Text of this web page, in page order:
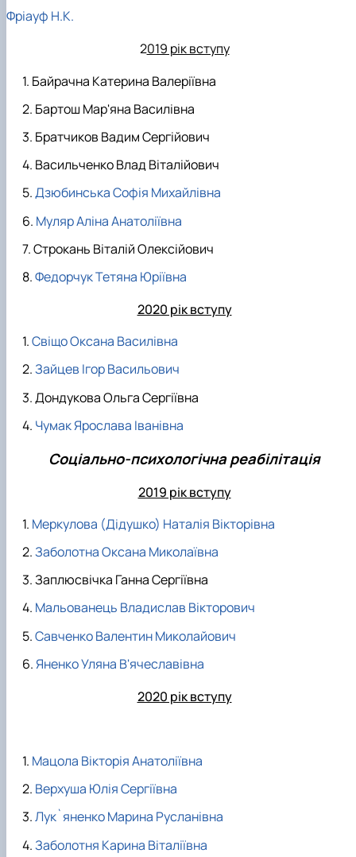
Фріауф Н.К.
2019 рік вступу
Байрачна Катерина Валеріївна
Бартош Мар'яна Василівна
Братчиков Вадим Сергійович
Васильченко Влад Віталійович
Дзюбинська Софія Михайлівна
Муляр Аліна Анатоліївна
Строкань Віталій Олексійович
Федорчук Тетяна Юріївна
2020 рік вступу
Свіщо Оксана Василівна
Зайцев Ігор Васильович
Дондукова Ольга Сергіївна
Чумак Ярослава Іванівна
Соціально-психологічна реабілітація
2019 рік вступу
Меркулова (Дідушко) Наталія Вікторівна
Заболотна Оксана Миколаївна
Заплюсвічка Ганна Сергіївна
Мальованець Владислав Вікторович
Савченко Валентин Миколайович
Яненко Уляна В'ячеславівна
2020 рік вступу
Мацола Вікторія Анатоліївна
Верхуша Юлія Сергіївна
Лук`яненко Марина Русланівна
Заболотня Карина Віталіївна